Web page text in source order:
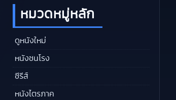
หมวดหมู่หลัก
ดูหนังใหม่
หนังชนโรง
ซีรีส์
หนังไตรภาค